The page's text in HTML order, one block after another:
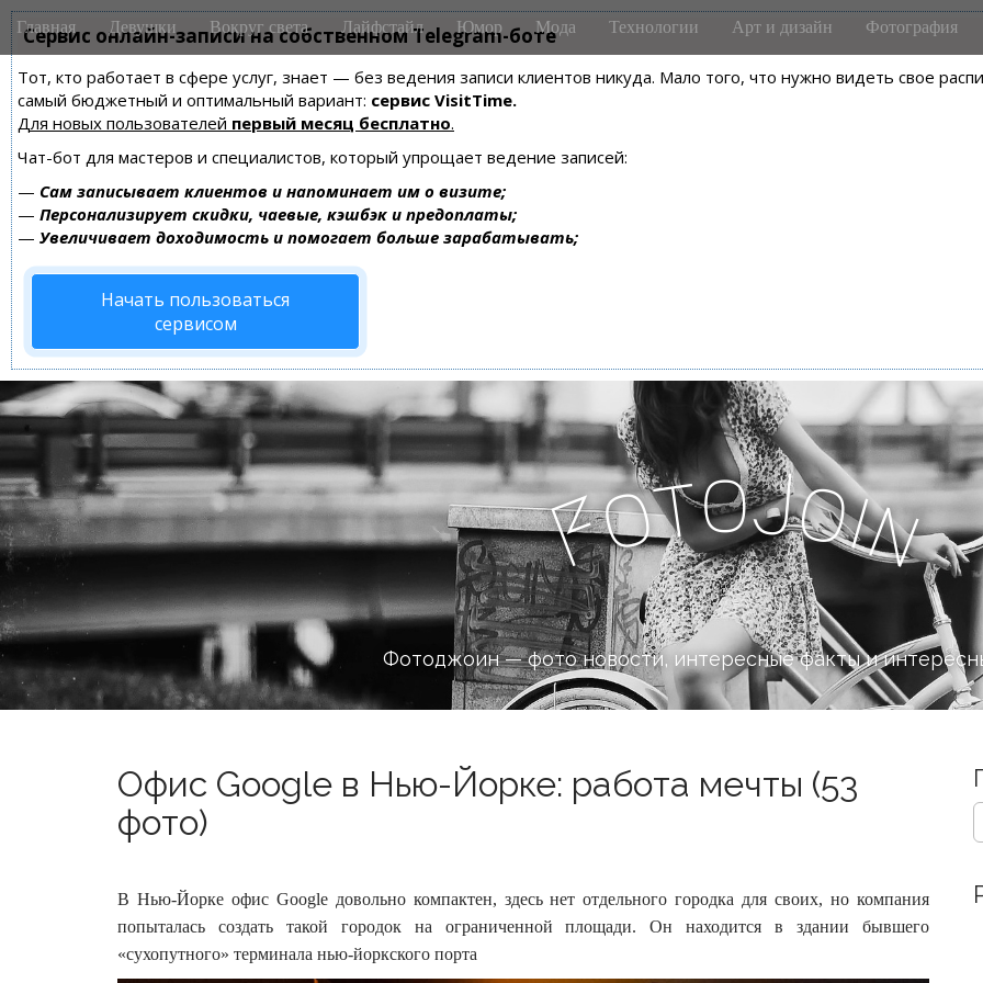
Сервис онлайн-записи на собственном Telegram-боте
Тот, кто работает в сфере услуг, знает — без ведения записи клиентов никуда. Мало того, что нужно видеть свое
самый бюджетный и оптимальный вариант: сервис VisitTime.
Для новых пользователей первый месяц бесплатно.
Чат-бот для мастеров и специалистов, который упрощает ведение записей:
— Сам записывает клиентов и напоминает им о визите;
— Персонализирует скидки, чаевые, кэшбэк и предоплаты;
— Увеличивает доходимость и помогает больше зарабатывать;
Начать пользоваться
сервисом
M
a
n
m
e
n
u
i
Главная Девушки Вокруг света Лайфстайл Юмор Мода Технологии Арт и дизайн Фотография
FotoJoi
n
Фотоджоин — фото новости, интересные факты и
Офис Google в Нью-Йорке: работа мечты (53
фото)
В Нью-Йорке офис Google довольно компактен, здесь нет отдельного городка для своих, но компания
попыталась создать такой городок на ограниченной площади.Он находится в здании бывшего
«сухопутного» терминала нью-йоркского порта
S
e
c